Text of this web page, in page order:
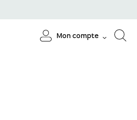
Mon compte